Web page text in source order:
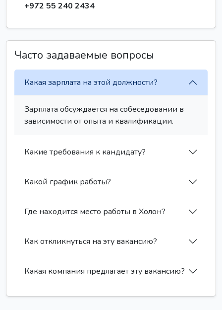
+972 55 240 2434
Часто задаваемые вопросы
Какая зарплата на этой должности?
Зарплата обсуждается на собеседовании в
зависимости от опыта и квалификации.
Какие требования к кандидату?
Какой график работы?
Где находится место работы в Холон?
Как откликнуться на эту вакансию?
Какая компания предлагает эту вакансию?